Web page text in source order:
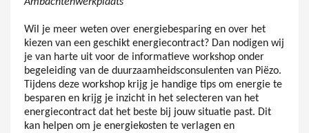
Ambachtenwerkplaats
Wil je meer weten over energiebesparing en over het
kiezen van een geschikt energiecontract? Dan nodigen wij
je van harte uit voor de informatieve workshop onder
begeleiding van de duurzaamheidsconsulenten van Piëzo.
Tijdens deze workshop krijg je handige tips om energie te
besparen en krijg je inzicht in het selecteren van het
energiecontract dat het beste bij jouw situatie past. Dit
kan helpen om je energiekosten te verlagen en